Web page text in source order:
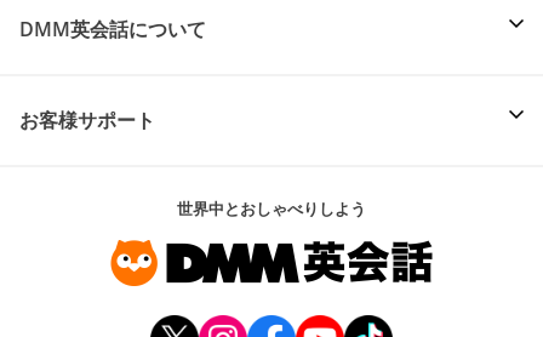
DMM英会話について
お客様サポート
世界中とおしゃべりしよう